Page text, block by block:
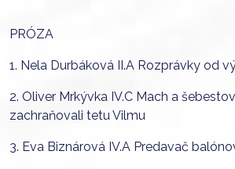
PRÓZA
1. Nela Durbáková II.A Rozprávky od
2. Oliver Mrkývka IV.C Mach a
zachraňovali tetu Vilmu
3. Eva Biznárová IV.A Predavač